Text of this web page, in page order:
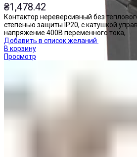
₴1,478.42
Контактор нереверсивный без
степенью защиты IP20, с катушкой
напряжение 400В переменного тока,
Добавить в список желаний
В корзину
Просмотр